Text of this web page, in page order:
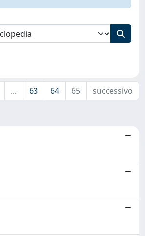
... 63 64 65 successivo